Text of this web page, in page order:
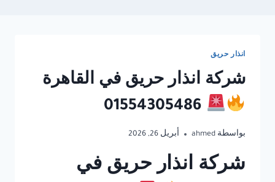
انذار حريق
شركة انذار حريق في القاهرة
بواسطة ahmed أبريل 26, 2026
شركة انذار حريق في